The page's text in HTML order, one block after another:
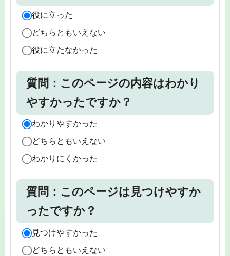
役に立った
どちらともいえない
役に立たなかった
質問：このページの内容はわかり
やすかったですか？
わかりやすかった
どちらともいえない
わかりにくかった
質問：このページは見つけやすか
ったですか？
見つけやすかった
どちらともいえない